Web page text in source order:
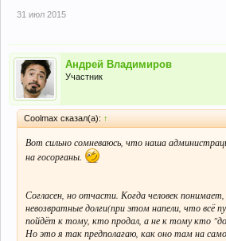
31 июл 2015
Андрей Владимиров
Участник
Coolmax сказал(а): ↑
Вот сильно сомневаюсь, что наша
на госорганы.
Согласен, но отчасти. Когда человек
невозвратные долги(при этом напели, что всё
пойдёт к тому, кто продал, а не к тому кто
Но это я так предполагаю, как оно там на